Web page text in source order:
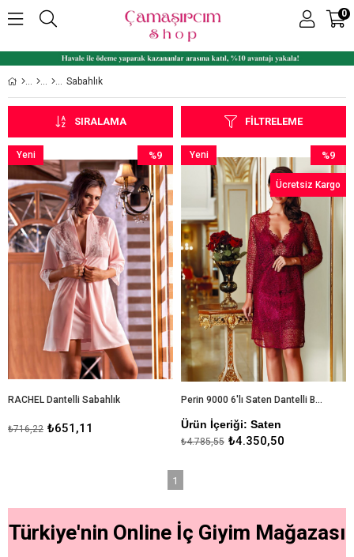
0
Sabahlık
FILTRELEME
SIRALAMA
RACHEL Dantelli Sabahlık
₺651,11
₺716,22
%9
İndirim
%9İndirim
Yeni
Perin 9000 6'lı Saten Dantelli Bayan Çeyizlik Gecelik & Sabahlık Takım
Ürün İçeriği: Saten
₺4.350,50
₺4.785,55
%9
İndirim
Ücretsiz Kargo
Yeni
1
Türkiye'nin Online İç Giyim Mağazası